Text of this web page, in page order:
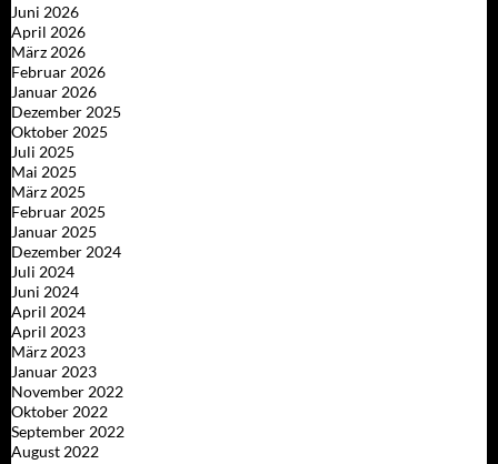
Juni 2026
April 2026
März 2026
Februar 2026
Januar 2026
Dezember 2025
Oktober 2025
Juli 2025
Mai 2025
März 2025
Februar 2025
Januar 2025
Dezember 2024
Juli 2024
Juni 2024
April 2024
April 2023
März 2023
Januar 2023
November 2022
Oktober 2022
September 2022
August 2022